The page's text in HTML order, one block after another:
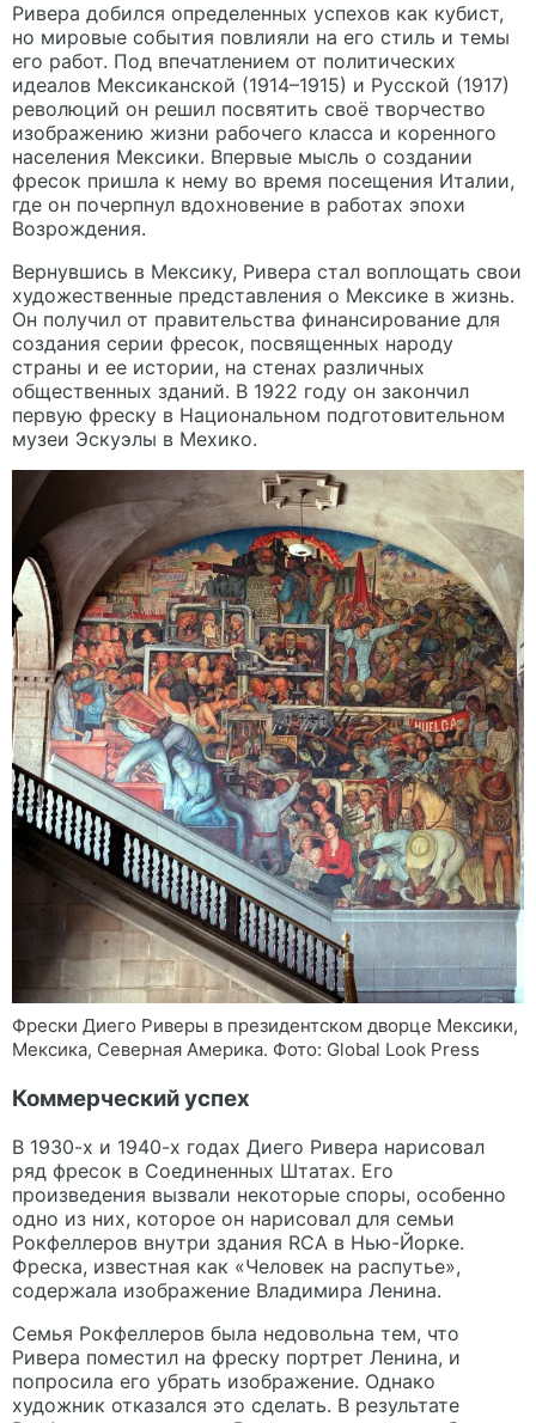
Ривера добился определенных успехов как кубист,
но мировые события повлияли на его стиль и темы
его работ. Под впечатлением от политических
идеалов Мексиканской (1914–1915) и Русской (1917)
революций он решил посвятить своё творчество
изображению жизни рабочего класса и коренного
населения Мексики. Впервые мысль о создании
фресок пришла к нему во время посещения Италии,
где он почерпнул вдохновение в работах эпохи
Возрождения.
Вернувшись в Мексику, Ривера стал воплощать свои
художественные представления о Мексике в жизнь.
Он получил от правительства финансирование для
создания серии фресок, посвященных народу
страны и ее истории, на стенах различных
общественных зданий. В 1922 году он закончил
первую фреску в Национальном подготовительном
музеи Эскуэлы в Мехико.
Фрески Диего Риверы в президентском дворце Мексики,
Мексика, Северная Америка. Фото: Global Look Press
Коммерческий успех
В 1930-х и 1940-х годах Диего Ривера нарисовал
ряд фресок в Соединенных Штатах. Его
произведения вызвали некоторые споры, особенно
одно из них, которое он нарисовал для семьи
Рокфеллеров внутри здания RCA в Нью-Йорке.
Фреска, известная как «Человек на распутье»,
содержала изображение Владимира Ленина.
Семья Рокфеллеров была недовольна тем, что
Ривера поместил на фреску портрет Ленина, и
попросила его убрать изображение. Однако
художник отказался это сделать. В результате